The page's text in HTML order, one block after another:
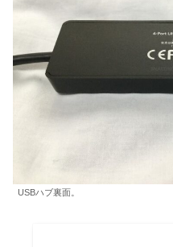
USBハブ裏面。